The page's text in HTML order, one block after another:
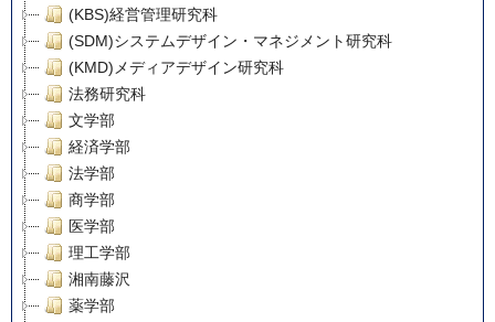
(KBS)経営管理研究科
(SDM)システムデザイン・マネジメント研究科
(KMD)メディアデザイン研究科
法務研究科
文学部
経済学部
法学部
商学部
医学部
理工学部
湘南藤沢
薬学部